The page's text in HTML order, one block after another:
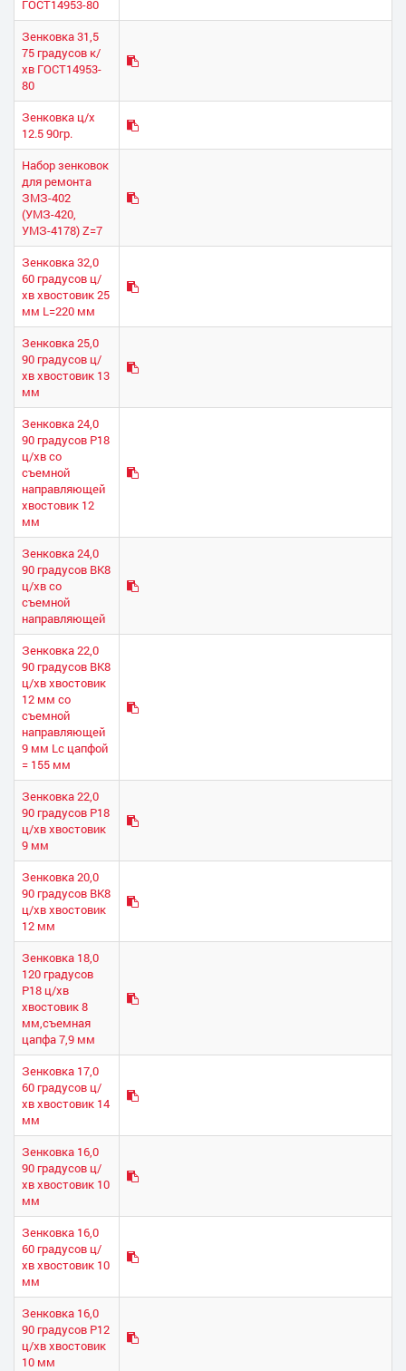
ГОСТ14953-80
Зенковка 31,5
75 градусов к/
хв ГОСТ14953-
80
Зенковка ц/х
12.5 90гр.
Набор зенковок
для ремонта
ЗМЗ-402
(УМЗ-420,
УМЗ-4178) Z=7
Зенковка 32,0
60 градусов ц/
хв хвостовик 25
мм L=220 мм
Зенковка 25,0
90 градусов ц/
хв хвостовик 13
мм
Зенковка 24,0
90 градусов Р18
ц/хв со
съемной
направляющей
хвостовик 12
мм
Зенковка 24,0
90 градусов ВК8
ц/хв со
съемной
направляющей
Зенковка 22,0
90 градусов ВК8
ц/хв хвостовик
12 мм со
съемной
направляющей
9 мм Lс цапфой
= 155 мм
Зенковка 22,0
90 градусов Р18
ц/хв хвостовик
9 мм
Зенковка 20,0
90 градусов ВК8
ц/хв хвостовик
12 мм
Зенковка 18,0
120 градусов
Р18 ц/хв
хвостовик 8
мм,съемная
цапфа 7,9 мм
Зенковка 17,0
60 градусов ц/
хв хвостовик 14
мм
Зенковка 16,0
90 градусов ц/
хв хвостовик 10
мм
Зенковка 16,0
60 градусов ц/
хв хвостовик 10
мм
Зенковка 16,0
90 градусов Р12
ц/хв хвостовик
10 мм